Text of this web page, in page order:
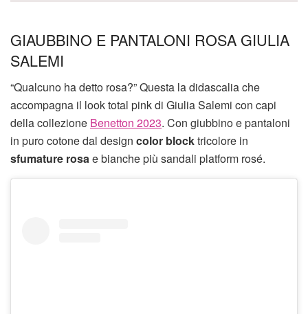
GIAUBBINO E PANTALONI ROSA GIULIA
SALEMI
“Qualcuno ha detto rosa?” Questa la didascalia che
accompagna il look total pink di Giulia Salemi con capi
della collezione Benetton 2023. Con giubbino e pantaloni
in puro cotone dal design color blocktricolore in
sfumature rosae bianche più sandali platform rosé.